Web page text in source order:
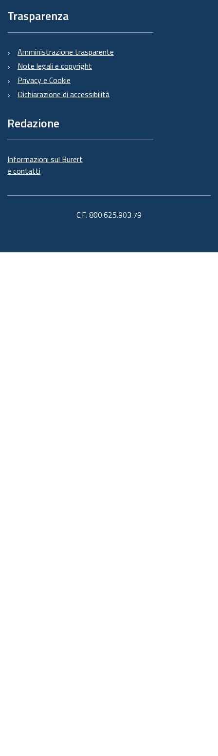
Trasparenza
Amministrazione trasparente
Note legali e copyright
Privacy e Cookie
Dichiarazione di accessibilità
Redazione
Informazioni sul Burert
e contatti
C.F. 800.625.903.79